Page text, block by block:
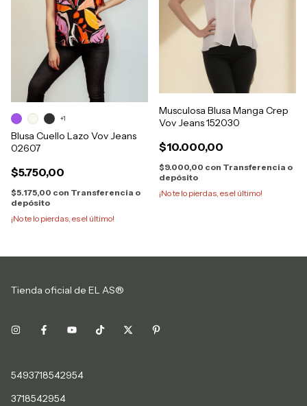
Blusa Cuello Lazo Vov Jeans
02607
$5.750,00
$5.175,00 con Transferencia o
depósito
¡No te lo pierdas, es el último!
+1
Musculosa Blusa Manga Crep
Vov Jeans 152030
$10.000,00
$9.000,00 con Transferencia o
depósito
¡No te lo pierdas, es el último!
Tienda oficial de EL AS®
5493718542954
3718542954